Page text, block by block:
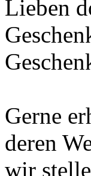
Lieben
Gerne
deren
wir